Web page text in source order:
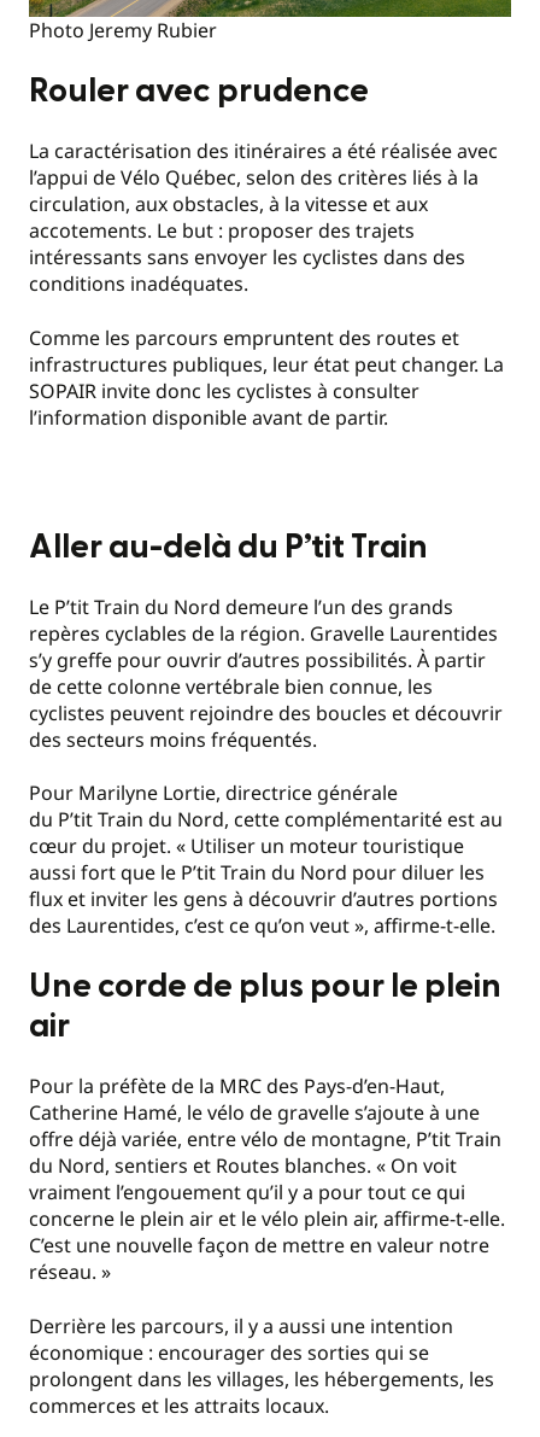
Photo Jeremy Rubier
Rouler avec prudence
La caractérisation des itinéraires a été réalisée avec
l’appui de Vélo Québec, selon des critères liés à la
circulation, aux obstacles, à la vitesse et aux
accotements. Le but : proposer des trajets
intéressants sans envoyer les cyclistes dans des
conditions inadéquates.
Comme les parcours empruntent des routes et
infrastructures publiques, leur état peut changer. La
SOPAIR invite donc les cyclistes à consulter
l’information disponible avant de partir.
Aller au-delà du P’tit Train
Le P’tit Train du Nord demeure l’un des grands
repères cyclables de la région. Gravelle Laurentides
s’y greffe pour ouvrir d’autres possibilités. À partir
de cette colonne vertébrale bien connue, les
cyclistes peuvent rejoindre des boucles et découvrir
des secteurs moins fréquentés.
Pour Marilyne Lortie, directrice générale
du P’tit Train du Nord, cette complémentarité est au
cœur du projet. « Utiliser un moteur touristique
aussi fort que le P’tit Train du Nord pour diluer les
flux et inviter les gens à découvrir d’autres portions
des Laurentides, c’est ce qu’on veut », affirme-t-elle.
Une corde de plus pour le plein
air
Pour la préfète de la MRC des Pays-d’en-Haut,
Catherine Hamé, le vélo de gravelle s’ajoute à une
offre déjà variée, entre vélo de montagne, P’tit Train
du Nord, sentiers et Routes blanches. « On voit
vraiment l’engouement qu’il y a pour tout ce qui
concerne le plein air et le vélo plein air, affirme-t-elle.
C’est une nouvelle façon de mettre en valeur notre
réseau. »
Derrière les parcours, il y a aussi une intention
économique : encourager des sorties qui se
prolongent dans les villages, les hébergements, les
commerces et les attraits locaux.